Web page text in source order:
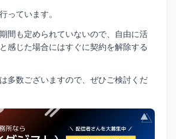
っています。
間も定められていないので、自由に活
感じた場合にはすぐに契約を解除する
多数ございますので、ぜひご検討くだ